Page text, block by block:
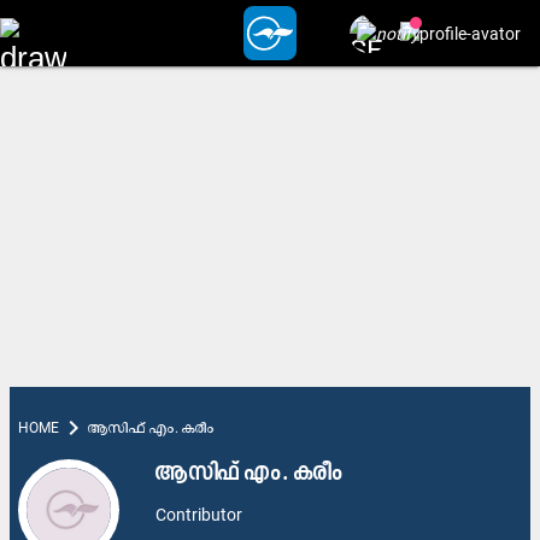
HOME chevron_right ആസിഫ് എം. കരീം
ആസിഫ് എം. കരീം
Contributor